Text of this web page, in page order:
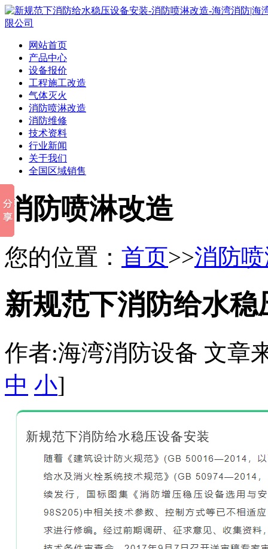
网站首页
产品中心
设备报价
工程施工改造
气体灭火
消防喷淋改造
消防维修
技术资料
行业新闻
关于我们
全国区域销售
消防喷淋改造
您的位置： 首页>>消防
新规范下消防给水稳
作者:海湾消防设备 文章
中 小]
新规范下消防给水稳压设备安装